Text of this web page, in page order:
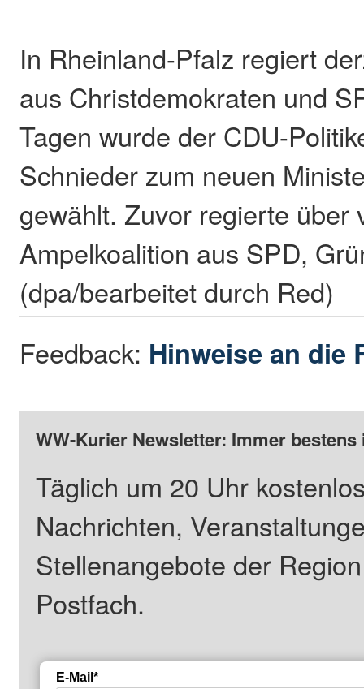
In Rheinland-Pfalz regiert
aus Christdemokraten und
Tagen wurde der CDU-
Schnieder zum neuen
gewählt. Zuvor regierte über
Ampelkoalition aus SPD,
(dpa/bearbeitet durch Red)
Feedback: Hinweise an die
WW-Kurier Newsletter: Immer
Täglich um 20 Uhr
Nachrichten,
Stellenangebote der
Postfach.
E-Mail*